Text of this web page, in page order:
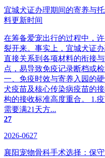
宜城犬证办理期间的寄养与
料更新时间
在筹备爱宠出行的过程中，
裂开来。事实上，宜城犬证
直接关系到各项材料的衔接
点，易导致免疫记录断档或
一、免疫时效与寄养入园的
犬疫苗及核心传染病疫苗的
构的接收标准高度重合。 1.
需要满21天方...
27
2026-0627
襄阳宠物骨科手术选择：保